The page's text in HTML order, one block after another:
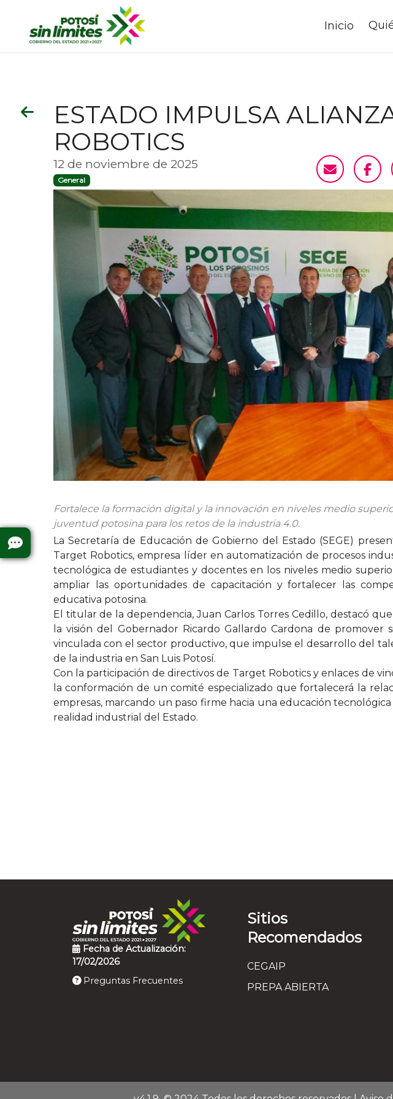
Inicio
ESTADO IMPULSA
ROBOTICS
12 de noviembre de 2025
General
Fortalece la formación digital y la innovación en niveles medio
juventud potosina para los retos de la industria 4.0.
La Secretaría de Educación de Gobierno del Estado (SEGE)
Target Robotics, empresa líder en automatización de procesos
tecnológica de estudiantes y docentes en los niveles medio
ampliar las oportunidades de capacitación y fortalecer las
educativa potosina.
El titular de la dependencia, Juan Carlos Torres Cedillo, destacó
la visión del Gobernador Ricardo Gallardo Cardona de promover
vinculada con el sector productivo, que impulse el desarrollo del
de la industria en San Luis Potosí.
Con la participación de directivos de Target Robotics y enlaces de
la conformación de un comité especializado que fortalecerá la
empresas, marcando un paso firme hacia una educación
realidad industrial del Estado.
Fecha de Actualización:
17/02/2026
Preguntas Frecuentes
Sitios
Recomendados
CEGAIP
PREPA ABIERTA